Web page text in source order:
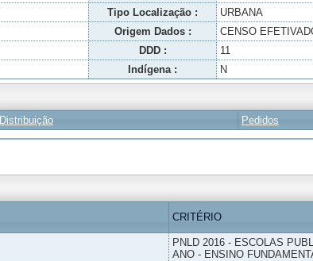
Tipo Localização : URBANA
Origem Dados : CENSO
DDD : 11
Indígena : N
Distribuição Pedidos
CRITÉRIO
PNLD 2016 - ESCOLAS
ANO - ENSINO